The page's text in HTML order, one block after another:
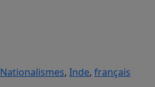
Nationalismes, Inde, français